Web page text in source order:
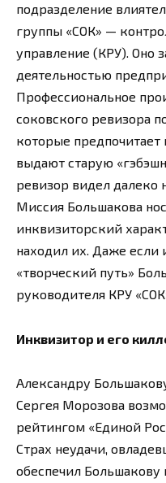
подразделение
группы «СОК» —
управление (КРУ). Оно
деятельностью
Профессиональное
соковского ревизора
которые предпочитает
выдают старую
ревизор видел далеко
Миссия Большакова
инквизиторский
находил их. Даже если
«творческий путь»
руководителя КРУ
Инквизитор и его
Александру
Сергея Морозова
рейтингом «Единой
Страх неудачи,
обеспечил Большакову